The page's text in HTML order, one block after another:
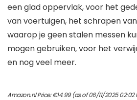
een glad oppervlak, voor het
van voertuigen, het schrapen
waarop je geen stalen messen
mogen gebruiken, voor het
en nog veel meer.
Amazon.nl Price:€14.99(as of 06/11/2025 02:02